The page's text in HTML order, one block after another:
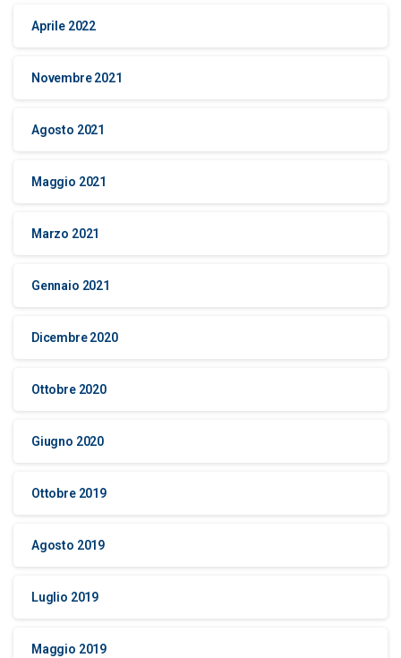
Aprile 2022
Novembre 2021
Agosto 2021
Maggio 2021
Marzo 2021
Gennaio 2021
Dicembre 2020
Ottobre 2020
Giugno 2020
Ottobre 2019
Agosto 2019
Luglio 2019
Maggio 2019